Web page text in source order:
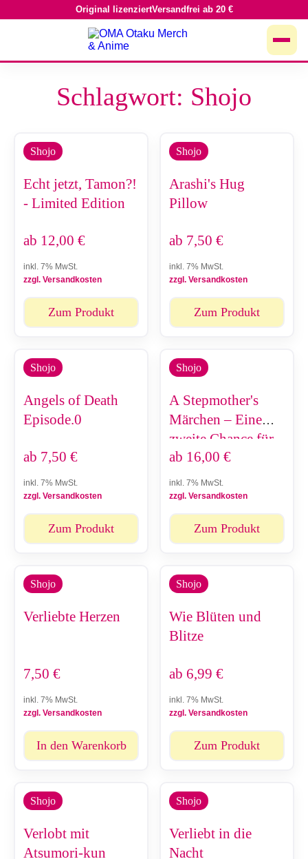
Inhalt
Original lizenziertVersandfrei ab 20 €
Schlagwort: Shojo
Shojo
Echt jetzt, Tamon?!
- Limited Edition
ab 12,00 €
inkl. 7% MwSt.
zzgl. Versandkosten
Zum Produkt
Shojo
Arashi's Hug
Pillow
ab 7,50 €
inkl. 7% MwSt.
zzgl. Versandkosten
Zum Produkt
Shojo
Angels of Death
Episode.0
ab 7,50 €
inkl. 7% MwSt.
zzgl. Versandkosten
Zum Produkt
Shojo
A Stepmother's
Märchen – Eine
zweite Chance für
meine Familie
ab 16,00 €
inkl. 7% MwSt.
zzgl. Versandkosten
Zum Produkt
Shojo
Verliebte Herzen
7,50 €
inkl. 7% MwSt.
zzgl. Versandkosten
In den Warenkorb
Shojo
Wie Blüten und
Blitze
ab 6,99 €
inkl. 7% MwSt.
zzgl. Versandkosten
Zum Produkt
Shojo
Verlobt mit
Atsumori-kun
Shojo
Verliebt in die
Nacht